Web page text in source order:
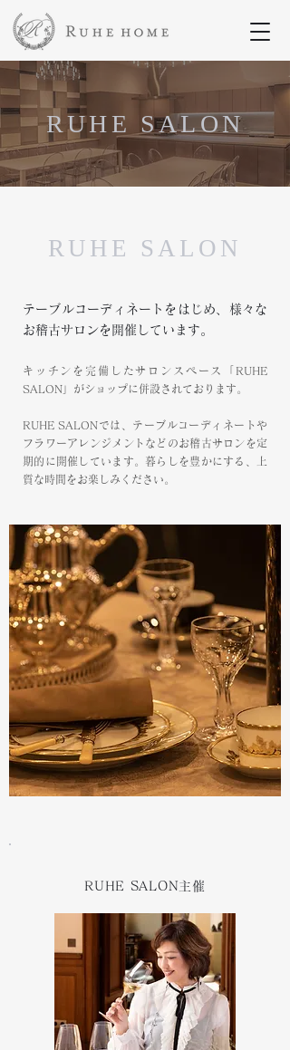
RUHE SALON
RUHE SALON
テーブルコーディネートをはじめ、様々な
お稽古サロンを開催しています。
キッチンを完備したサロンスペース「RUHE
SALON」がショップに併設されております。
RUHE SALONでは、テーブルコーディネートや
フラワーアレンジメントなどのお稽古サロンを定
期的に開催しています。暮らしを豊かにする、上
質な時間をお楽しみください。
RUHE SALON主催